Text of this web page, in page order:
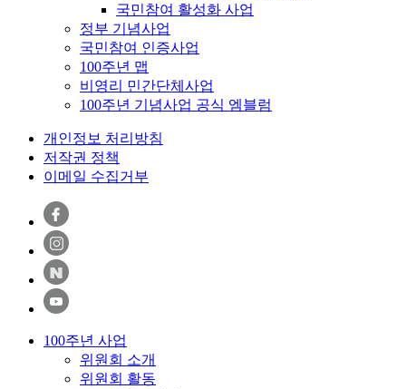
국민참여 활성화 사업
정부 기념사업
국민참여 인증사업
100주년 맵
비영리 민간단체사업
100주년 기념사업 공식 엠블럼
개인정보 처리방침
저작권 정책
이메일 수집거부
100주년 사업
위원회 소개
위원회 활동